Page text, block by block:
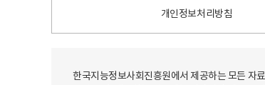
개인정보처리방침
한국지능정보사회진흥원에서 제공하는 모든 자